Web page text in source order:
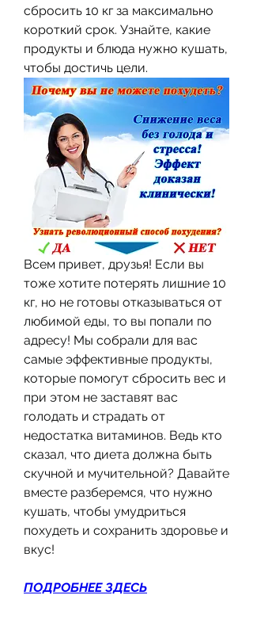
сбросить 10 кг за максимально
короткий срок. Узнайте, какие
продукты и блюда нужно кушать,
чтобы достичь цели.
Всем привет, друзья! Если вы
тоже хотите потерять лишние 10
кг, но не готовы отказываться от
любимой еды, то вы попали по
адресу! Мы собрали для вас
самые эффективные продукты,
которые помогут сбросить вес и
при этом не заставят вас
голодать и страдать от
недостатка витаминов. Ведь кто
сказал, что диета должна быть
скучной и мучительной? Давайте
вместе разберемся, что нужно
кушать, чтобы умудриться
похудеть и сохранить здоровье и
вкус!
ПОДРОБНЕЕ ЗДЕСЬ